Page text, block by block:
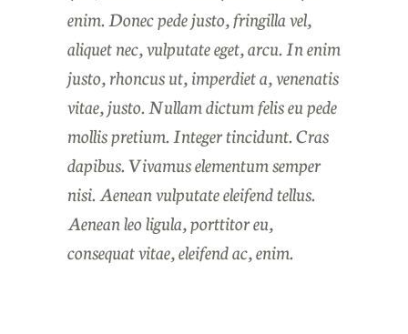
enim. Donec pede justo, fringilla vel,
aliquet nec, vulputate eget, arcu. In enim
justo, rhoncus ut, imperdiet a, venenatis
vitae, justo. Nullam dictum felis eu pede
mollis pretium. Integer tincidunt. Cras
dapibus. Vivamus elementum semper
nisi. Aenean vulputate eleifend tellus.
Aenean leo ligula, porttitor eu,
consequat vitae, eleifend ac, enim.